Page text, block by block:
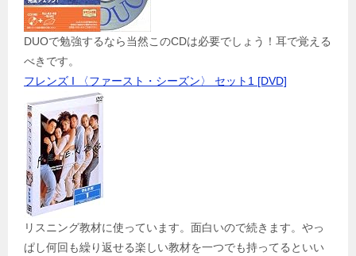
DUOで勉強するなら当然このCDは必要でしょう！耳で覚える
べきです。
フレンズ I 〈ファースト・シーズン〉 セット1 [DVD]
リスニング教材に使っています。面白いので続きます。やっ
ぱし何回も繰り返せる楽しい教材を一つでも持ってるといい